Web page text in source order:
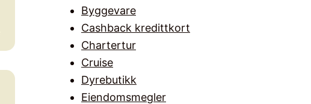
Byggevare
Cashback kredittkort
Chartertur
Cruise
Dyrebutikk
Eiendomsmegler